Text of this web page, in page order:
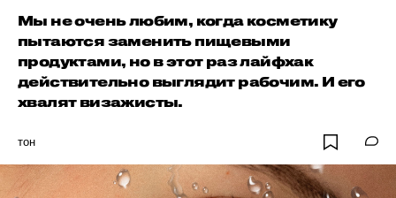
Мы не очень любим, когда косметику
пытаются заменить пищевыми
продуктами, но в этот раз лайфхак
действительно выглядит рабочим. И его
хвалят визажисты.
тон